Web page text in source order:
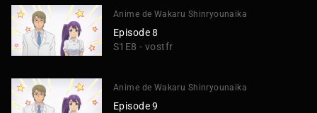
Anime de Wakaru Shinryounaika
Episode 8
S1E8 - vostfr
Anime de Wakaru Shinryounaika
Episode 9